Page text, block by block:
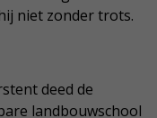
niet zonder trots.
deed de
landbouwschool